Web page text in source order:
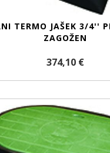
TERMO JAŠEK 3/4''
ZAGOŽEN
374,10 €